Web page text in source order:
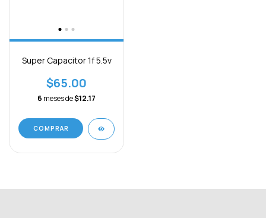
Super Capacitor 1f 5.5v
$65.00
6 meses de$12.17